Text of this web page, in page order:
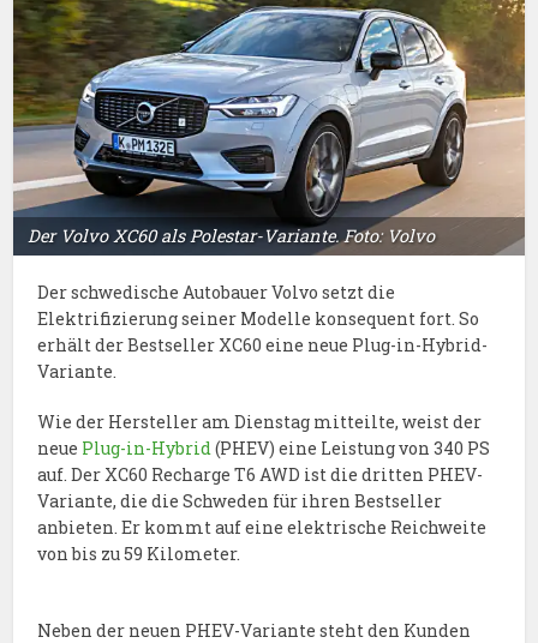
Der Volvo XC60 als Polestar-Variante. Foto: Volvo
Der schwedische Autobauer Volvo setzt die
Elektrifizierung seiner Modelle konsequent fort. So
erhält der Bestseller XC60 eine neue Plug-in-Hybrid-
Variante.
Wie der Hersteller am Dienstag mitteilte, weist der
neue Plug-in-Hybrid(PHEV) eine Leistung von 340 PS
auf. Der XC60 Recharge T6 AWD ist die dritten PHEV-
Variante, die die Schweden für ihren Bestseller
anbieten. Er kommt auf eine elektrische Reichweite
von bis zu 59 Kilometer.
Neben der neuen PHEV-Variante steht den Kunden